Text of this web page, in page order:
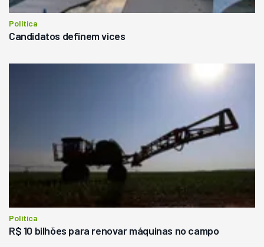
Política
Candidatos definem vices
Política
R$ 10 bilhões para renovar máquinas no campo